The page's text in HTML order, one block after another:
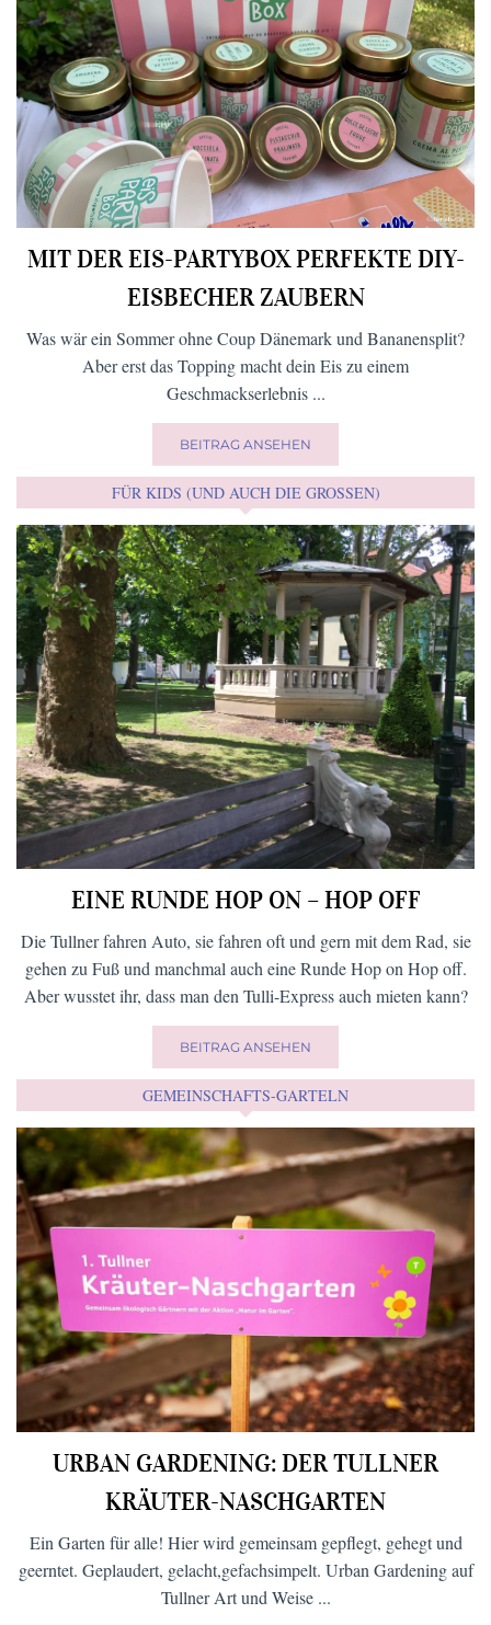
MIT DER EIS-PARTYBOX PERFEKTE DIY-
EISBECHER ZAUBERN
Was wär ein Sommer ohne Coup Dänemark und Bananensplit?
Aber erst das Topping macht dein Eis zu einem
Geschmackserlebnis ...
BEITRAG ANSEHEN
FÜR KIDS (UND AUCH DIE GROSSEN)
EINE RUNDE HOP ON – HOP OFF
Die Tullner fahren Auto, sie fahren oft und gern mit dem Rad, sie
gehen zu Fuß und manchmal auch eine Runde Hop on Hop off.
Aber wusstet ihr, dass man den Tulli-Express auch mieten kann?
BEITRAG ANSEHEN
GEMEINSCHAFTS-GARTELN
URBAN GARDENING: DER TULLNER
KRÄUTER-NASCHGARTEN
Ein Garten für alle! Hier wird gemeinsam gepflegt, gehegt und
geerntet. Geplaudert, gelacht,gefachsimpelt. Urban Gardening auf
Tullner Art und Weise ...